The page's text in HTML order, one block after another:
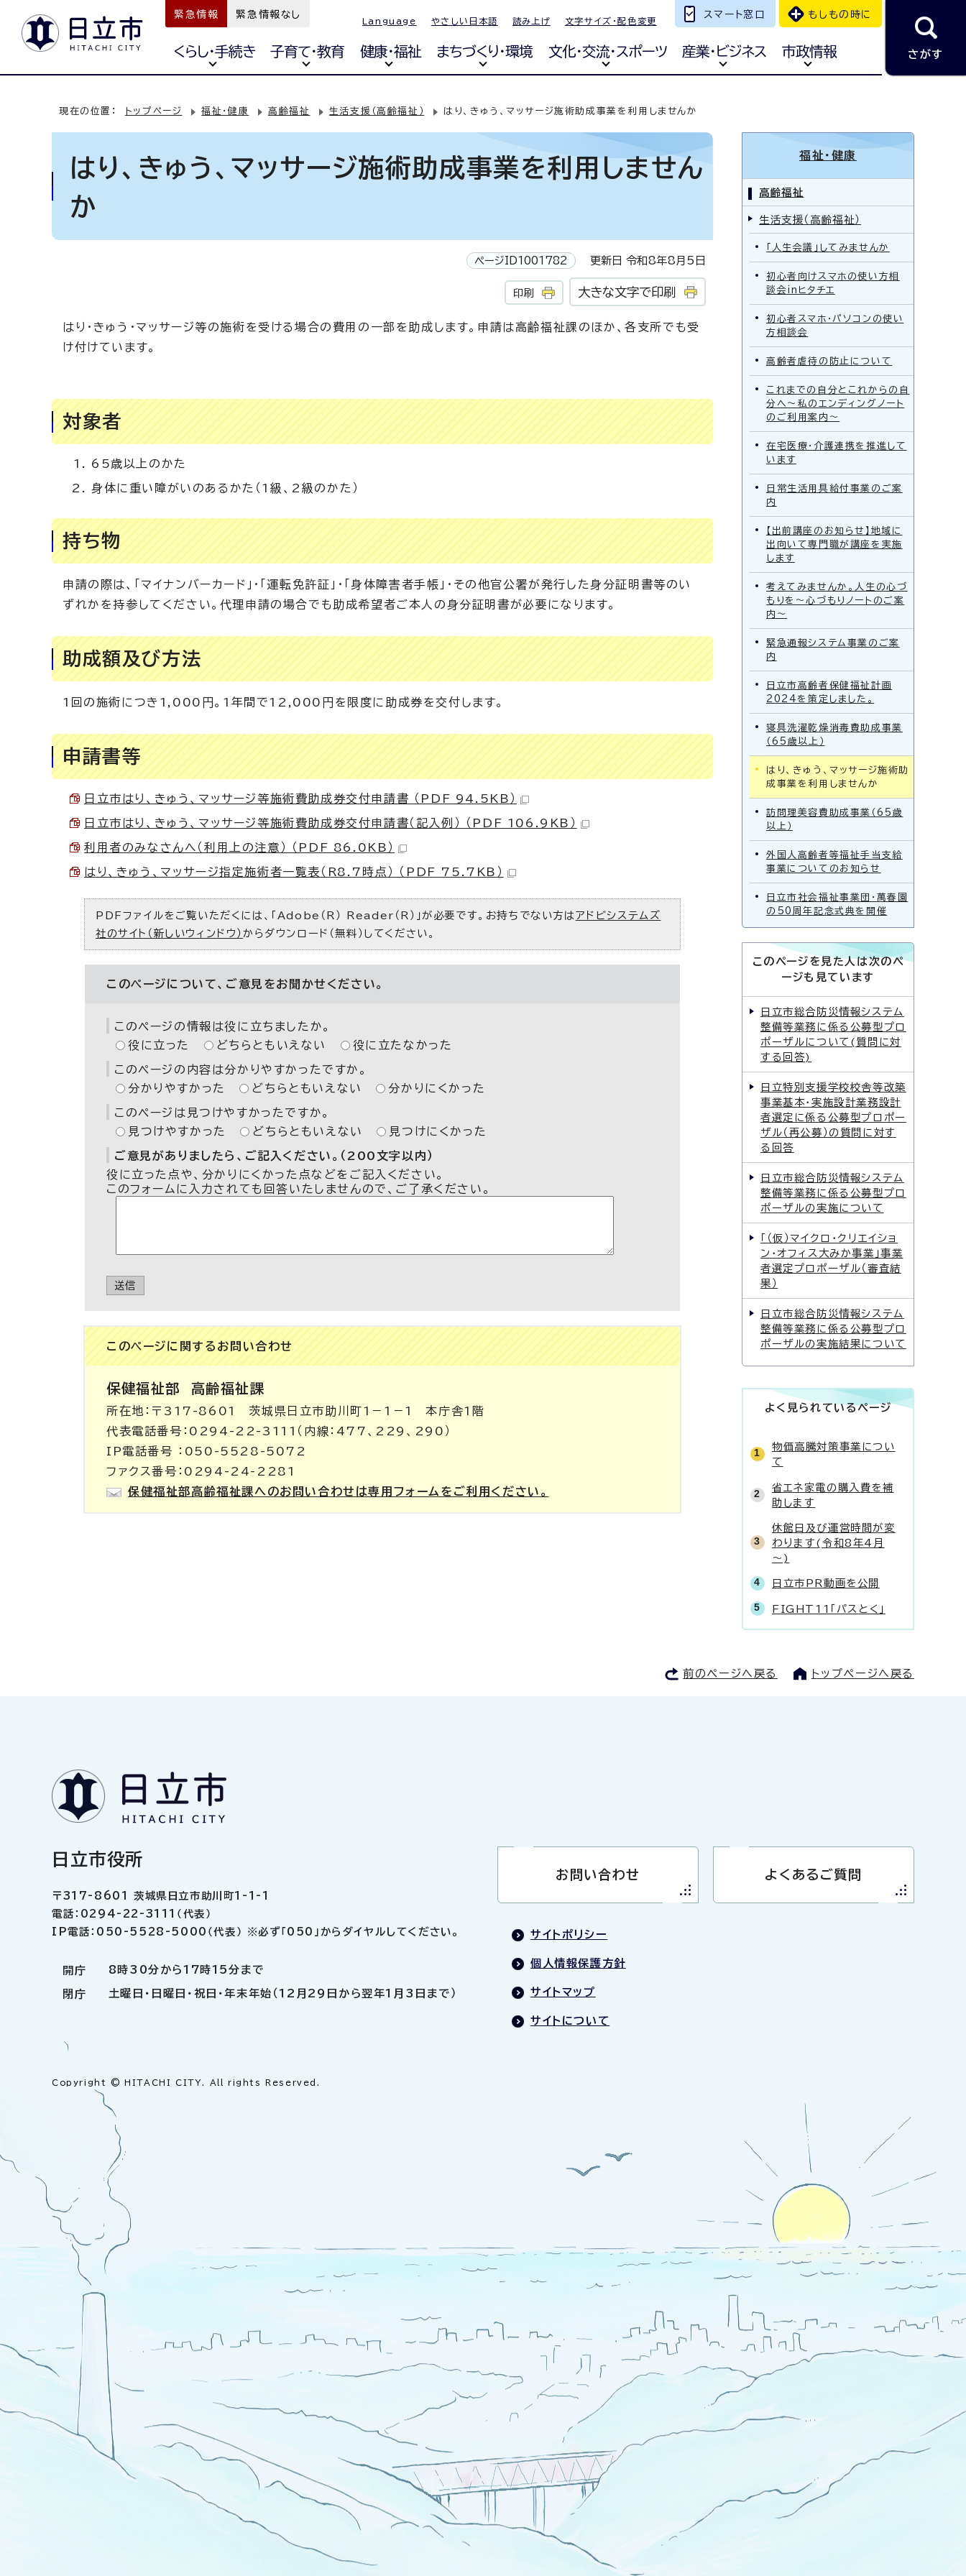
緊急情報 緊急情報なし
Language やさしい日本語 読み上げ 文字サイズ・配色変更
スマート窓口 もしもの時に
くらし・手続き 子育て・教育 健康・福祉 まちづくり・環境 文化・交流・スポーツ 産業・ビジネス 市政情報 さがす
現在の位置： トップページ 福祉・健康 高齢福祉 生活支援（高齢福祉） はり、きゅう、マッサージ施術助成事業を利用しませんか
はり、きゅう、マッサージ施術助成事業を利用しません
か
ページID1001782 更新日 令和8年8月5日
印刷 大きな文字で印刷
はり・きゅう・マッサージ等の施術を受ける場合の費用の一部を助成します。申請は高齢福祉課のほか、各支所でも受
け付けています。
対象者
65歳以上のかた
身体に重い障がいのあるかた（1級、2級のかた）
持ち物
申請の際は、「マイナンバーカード」・「運転免許証」・「身体障害者手帳」・その他官公署が発行した身分証明書等のい
ずれかを持参してください。代理申請の場合でも助成希望者ご本人の身分証明書が必要になります。
助成額及び方法
1回の施術につき1,000円。1年間で12,000円を限度に助成券を交付します。
申請書等
日立市はり、きゅう、マッサージ等施術費助成券交付申請書 （PDF 94.5KB）
日立市はり、きゅう、マッサージ等施術費助成券交付申請書（記入例） （PDF 106.9KB）
利用者のみなさんへ（利用上の注意） （PDF 86.0KB）
はり、きゅう、マッサージ指定施術者一覧表（R8.7時点） （PDF 75.7KB）
PDFファイルをご覧いただくには、「Adobe（R） Reader（R）」が必要です。お持ちでない方は アドビシステムズ
社のサイト（新しいウィンドウ） からダウンロード（無料）してください。
このページについて、ご意見をお聞かせください。
このページの情報は役に立ちましたか。
役に立った
どちらともいえない 役に立たなかった
このページの内容は分かりやすかったですか。
分かりやすかった
どちらともいえない 分かりにくかった
このページは見つけやすかったですか。
見つけやすかった
どちらともいえない 見つけにくかった
ご意見がありましたら、ご記入ください。（200文字以内）
役に立った点や、分かりにくかった点などをご記入ください。
このフォームに入力されても回答いたしませんので、ご了承ください。
送信
このページに関する お問い合わせ
保健福祉部 高齢福祉課
所在地：〒317-8601 茨城県日立市助川町1－1－1 本庁舎1階
代表電話番号：0294-22-3111（内線：477、229、290）
IP電話番号 ：050-5528-5072
ファクス番号：0294-24-2281
保健福祉部高齢福祉課へのお問い合わせは専用フォームをご利用ください。
福祉・健康
高齢福祉
生活支援（高齢福祉）
「人生会議」してみませんか
初心者向けスマホの使い方相
談会inヒタチエ
初心者スマホ・パソコンの使い
方相談会
高齢者虐待の防止について
これまでの自分とこれからの自
分へ～私のエンディングノート
のご利用案内～
在宅医療・介護連携を推進して
います
日常生活用具給付事業のご案
内
【出前講座のお知らせ】地域に
出向いて専門職が講座を実施
します
考えてみませんか。人生の心づ
もりを～心づもりノートのご案
内～
緊急通報システム事業のご案
内
日立市高齢者保健福祉計画
2024を策定しました。
寝具洗濯乾燥消毒費助成事業
（65歳以上）
はり、きゅう、マッサージ施術助
成事業を利用しませんか
訪問理美容費助成事業（65歳
以上）
外国人高齢者等福祉手当支給
事業についてのお知らせ
日立市社会福祉事業団・萬春園
の50周年記念式典を開催
このページを見た人は次のペ
ージも見ています
日立市総合防災情報システム
整備等業務に係る公募型プロ
ポーザルについて(質問に対
する回答)
日立特別支援学校校舎等改築
事業基本・実施設計業務設計
者選定に係る公募型プロポー
ザル（再公募）の質問に対す
る回答
日立市総合防災情報システム
整備等業務に係る公募型プロ
ポーザルの実施について
「（仮）マイクロ・クリエイショ
ン・オフィス大みか事業」事業
者選定プロポーザル（審査結
果）
日立市総合防災情報システム
整備等業務に係る公募型プロ
ポーザルの実施結果について
よく見られているページ
物価高騰対策事業につい
て
省エネ家電の購入費を補
助します
休館日及び運営時間が変
わります(令和8年4月
～)
日立市PR動画を公開
FIGHT11「パスとく」
前のページへ戻る トップページへ戻る
日立市役所
〒317-8601 茨城県日立市助川町1-1-1
電話：0294-22-3111（代表）
IP電話：050-5528-5000（代表） ※必ず「050」からダイヤルしてください。
開庁 8時30分から17時15分まで
閉庁 土曜日・日曜日・祝日・年末年始（12月29日から翌年1月3日まで）
お問い合わせ よくあるご質問
サイトポリシー
個人情報保護方針
サイトマップ
サイトについて
Copyright © HITACHI CITY. All rights Reserved.